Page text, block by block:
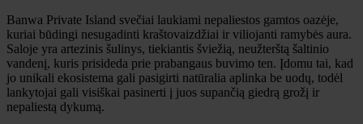
Banwa Private Island svečiai laukiami nepaliestos gamtos oazėje,
kuriai būdingi nesugadinti kraštovaizdžiai ir viliojanti ramybės aura.
Saloje yra artezinis šulinys, tiekiantis šviežią, neužterštą šaltinio
vandenį, kuris prisideda prie prabangaus buvimo ten. Įdomu tai, kad
jo unikali ekosistema gali pasigirti natūralia aplinka be uodų, todėl
lankytojai gali visiškai pasinerti į juos supančią giedrą grožį ir
nepaliestą dykumą.